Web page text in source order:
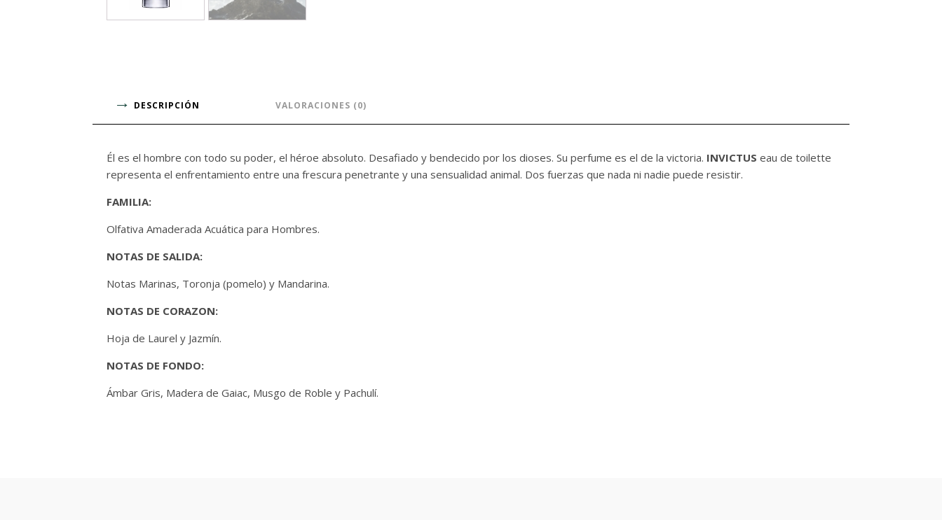
DESCRIPCIÓN VALORACIONES (0)
Él es el hombre con todo su poder, el héroe absoluto. Desafiado y bendecido por los dioses. Su perfume es el de la victoria. INVICTUS eau de toilette
representa el enfrentamiento entre una frescura penetrante y una sensualidad animal. Dos fuerzas que nada ni nadie puede resistir.
FAMILIA:
Olfativa Amaderada Acuática para Hombres.
NOTAS DE SALIDA:
Notas Marinas, Toronja (pomelo) y Mandarina.
NOTAS DE CORAZON:
Hoja de Laurel y Jazmín.
NOTAS DE FONDO:
Ámbar Gris, Madera de Gaiac, Musgo de Roble y Pachulí.